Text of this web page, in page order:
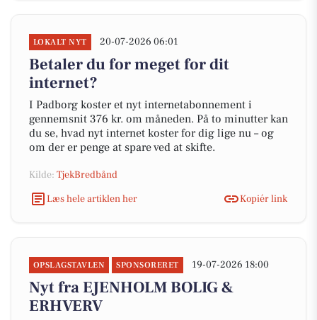
LOKALT NYT 20-07-2026 06:01
Betaler du for meget for dit
internet?
I Padborg koster et nyt internetabonnement i
gennemsnit 376 kr. om måneden. På to minutter kan
du se, hvad nyt internet koster for dig lige nu – og
om der er penge at spare ved at skifte.
Kilde: TjekBredbånd
Læs hele artiklen her
Kopiér link
OPSLAGSTAVLEN SPONSORERET 19-07-2026 18:00
Nyt fra EJENHOLM BOLIG &
ERHVERV